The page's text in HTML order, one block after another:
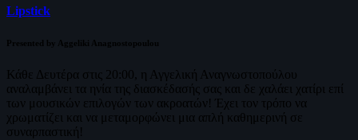
Lipstick
Presented by Aggeliki Anagnostopoulou
Κάθε Δευτέρα στις 20:00, η Αγγελική Αναγνωστοπούλου
αναλαμβάνει τα ηνία της διασκέδασής σας και δε χαλάει χατίρι επί
των μουσικών επιλογών των ακροατών! Έχει τον τρόπο να
χρωματίζει και να μεταμορφώνει μια απλή καθημερινή σε
συναρπαστική!